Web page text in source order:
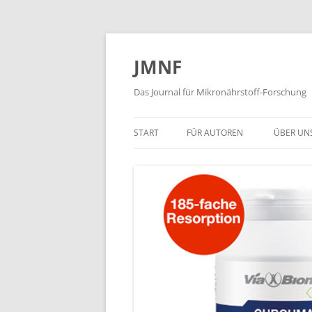
JMNF
Das Journal für Mikronährstoff-Forschung
START FÜR AUTOREN ÜBER